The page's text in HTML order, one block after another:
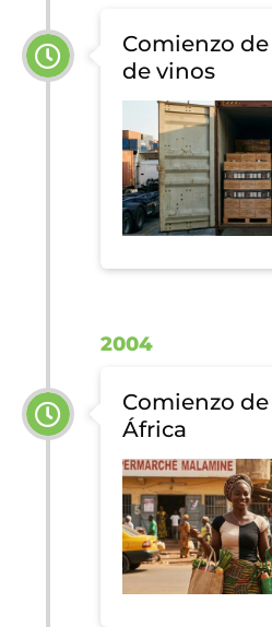
Comienzo
de vinos
2004
Comienzo
África